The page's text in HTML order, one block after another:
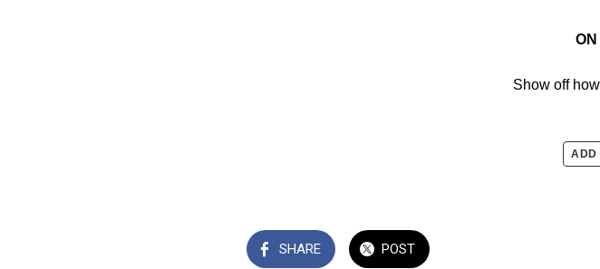
Show off
ADD
SHARE POST